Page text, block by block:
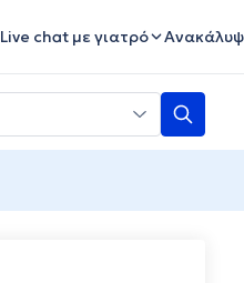
Live chat με γιατρό